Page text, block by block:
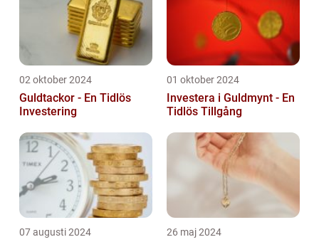
02 oktober 2024
Guldtackor - En Tidlös
Investering
01 oktober 2024
Investera i Guldmynt - En
Tidlös Tillgång
07 augusti 2024 26 maj 2024